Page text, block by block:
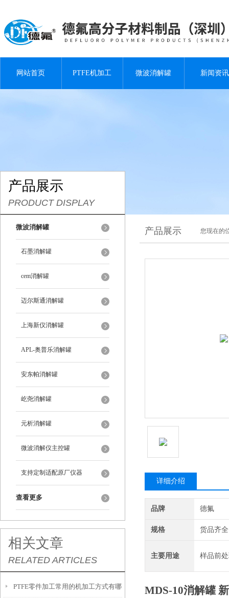
网站首页 PTFE机加工 微波消解罐 新闻资讯
产品展示
PRODUCT DISPLAY
微波消解罐
石墨消解罐
cem消解罐
迈尔斯通消解罐
上海新仪消解罐
APL-奥普乐消解罐
安东帕消解罐
屹尧消解罐
元析消解罐
微波消解仪主控罐
支持定制适配原厂仪器
查看更多
相关文章
RELATED ARTICLES
PTFE零件加工常用的机加工方式有哪
产品展示 您现在的
详细介绍
品牌 德氟
规格 货品齐全
主要用途 样品前
MDS-10消解罐